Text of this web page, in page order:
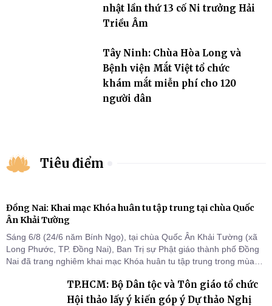
nhật lần thứ 13 cố Ni trưởng Hải
Triều Âm
Tây Ninh: Chùa Hòa Long và
Bệnh viện Mắt Việt tổ chức
khám mắt miễn phí cho 120
người dân
Tiêu điểm
Đồng Nai: Khai mạc Khóa huân tu tập trung tại chùa Quốc
Ân Khải Tường
Sáng 6/8 (24/6 năm Bính Ngọ), tại chùa Quốc Ân Khải Tường (xã
Long Phước, TP. Đồng Nai), Ban Trị sự Phật giáo thành phố Đồng
Nai đã trang nghiêm khai mạc Khóa huân tu tập trung trong mùa
chỗ khu vực VII, VIII và trường hạ chùa Quốc Ân Khải Tường.
TP.HCM: Bộ Dân tộc và Tôn giáo tổ chức
Hội thảo lấy ý kiến góp ý Dự thảo Nghị